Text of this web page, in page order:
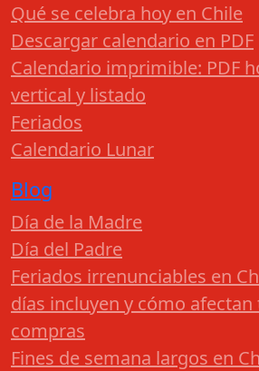
Qué se celebra hoy en Chile
Descargar calendario en PDF
Calendario imprimible: PDF
vertical y listado
Feriados
Calendario Lunar
Blog
Día de la Madre
Día del Padre
Feriados irrenunciables en
días incluyen y cómo
compras
Fines de semana largos en